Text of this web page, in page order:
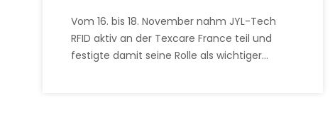
RFID-Expertise im
Wäschereimanagement
Vom 16. bis 18. November nahm JYL-Tech
RFID aktiv an der Texcare France teil und
festigte damit seine Rolle als wichtiger